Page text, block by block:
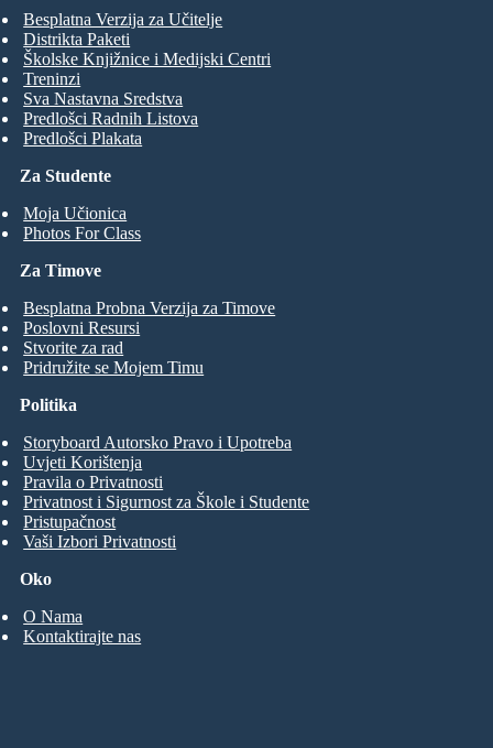
Za Studente
Moja Učionica
Photos For Class
Besplatna Verzija za Učitelje
Distrikta Paketi
Školske Knjižnice i Medijski Centri
Treninzi
Sva Nastavna Sredstva
Predlošci Radnih Listova
Predlošci Plakata
Za Timove
Besplatna Probna Verzija za Timove
Poslovni Resursi
Stvorite za rad
Pridružite se Mojem Timu
Oko
O Nama
Kontaktirajte nas
Politika
Storyboard Autorsko Pravo i Upotreba
Uvjeti Korištenja
Pravila o Privatnosti
Privatnost i Sigurnost za Škole i Studente
Pristupačnost
Vaši Izbori Privatnosti